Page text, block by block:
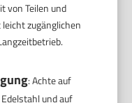
von Teilen und
zugänglichen
: Achte auf
und auf